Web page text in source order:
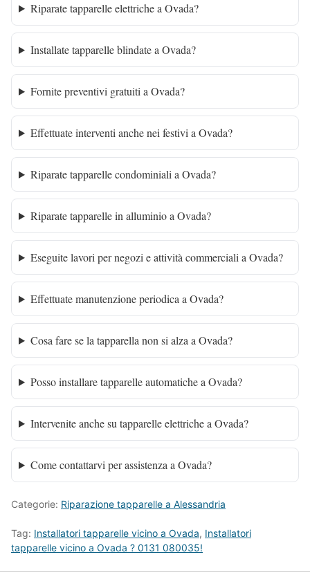
Riparate tapparelle elettriche a Ovada?
Installate tapparelle blindate a Ovada?
Fornite preventivi gratuiti a Ovada?
Effettuate interventi anche nei festivi a Ovada?
Riparate tapparelle condominiali a Ovada?
Riparate tapparelle in alluminio a Ovada?
Eseguite lavori per negozi e attività commerciali a Ovada?
Effettuate manutenzione periodica a Ovada?
Cosa fare se la tapparella non si alza a Ovada?
Posso installare tapparelle automatiche a Ovada?
Intervenite anche su tapparelle elettriche a Ovada?
Come contattarvi per assistenza a Ovada?
Categorie: Riparazione tapparelle a Alessandria
Tag: Installatori tapparelle vicino a Ovada, Installatori
tapparelle vicino a Ovada ? 0131 080035!